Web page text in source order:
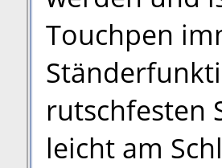
Touchpen
rutschfesten
leicht am